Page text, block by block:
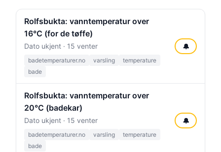
Rolfsbukta: vanntemperatur over
16°C (for de tøffe)
Dato ukjent · 15 venter
badetemperaturer.no varsling
temperature
bade
🔔
Rolfsbukta: vanntemperatur over
20°C (badekar)
Dato ukjent · 15 venter
badetemperaturer.no varsling
temperature
bade
🔔